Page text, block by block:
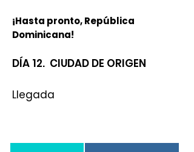
¡Hasta pronto, República
Dominicana!
DÍA 12. CIUDAD DE ORIGEN
Llegada